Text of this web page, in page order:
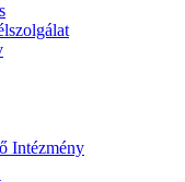
Intézmény